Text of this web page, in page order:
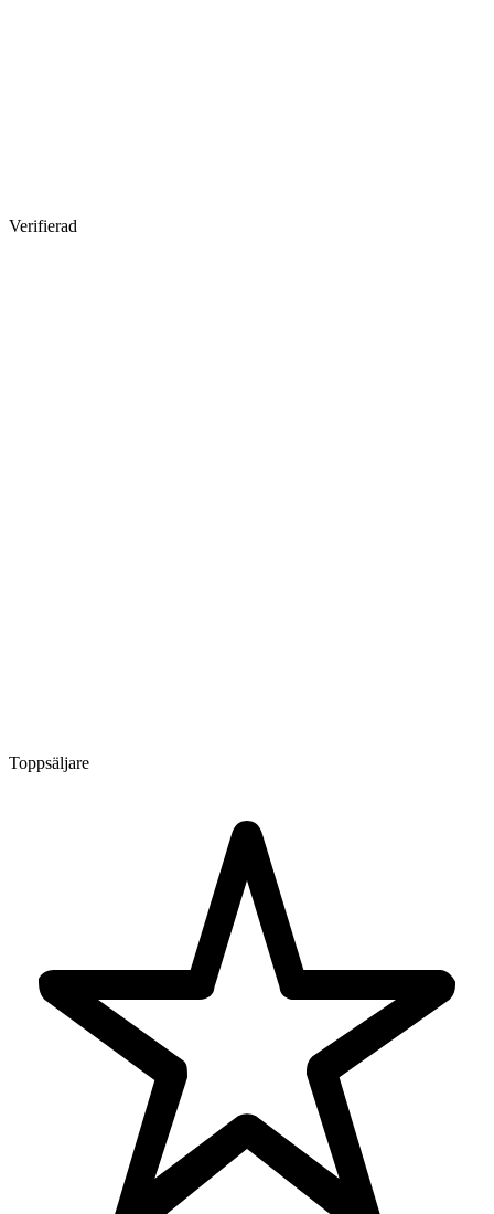
Verifierad
Toppsäljare